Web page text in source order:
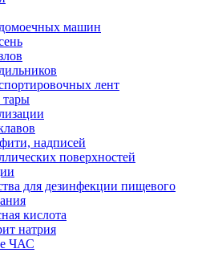
машин
лент
надписей
поверхностей
для дезинфекции пищевого
кислота
натрия
ЧАС